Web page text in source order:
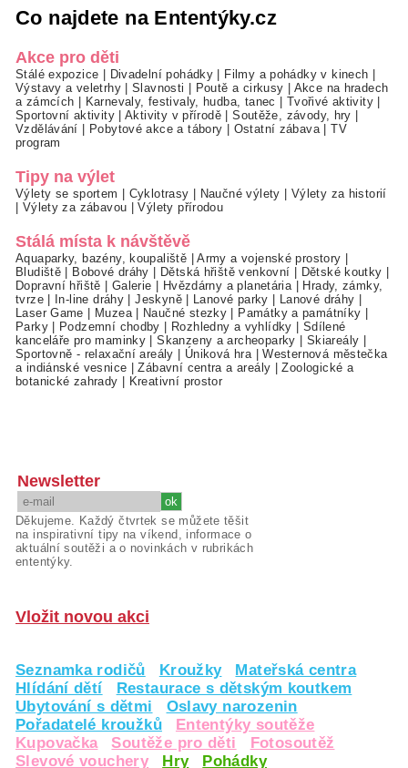
Co najdete na Ententýky.cz
Akce pro děti
Stálé expozice Divadelní pohádky Filmy a pohádky v kinech
Výstavy a veletrhy|Slavnosti Poutě a cirkusy
Akce na hradech
a zámcích
Karnevaly, festivaly, hudba, tanec Tvořivé aktivity
Sportovní aktivity|Aktivity v přírodě |Soutěže, závody, hry
Vzdělávání
Pobytové akce a tábory Ostatní zábava|TV
program
Tipy na výlet
Výlety se sportem Cyklotrasy Naučné výlety
Výlety za historií
Výlety za zábavou |Výlety přírodou
Stálá místa k návštěvě
Aquaparky, bazény, koupaliště |Army a vojenské prostory
Bludiště
Bobové dráhy Dětská hřiště venkovní Dětské koutky
Dopravní hřiště
Galerie Hvězdárny a planetária|
Hrady, zámky,
tvrze| In-line dráhy |Jeskyně| Lanové parky Lanové dráhy
Laser Game
Muzea| Naučné stezky Památky a památníky
Parky| Podzemní chodby Rozhledny a vyhlídky
Sdílené
kanceláře pro maminky |Skanzeny a archeoparky Skiareály
Sportovně - relaxační areály
Úniková hra|Westernová městečka
a indiánské vesnice |Zábavní centra a areály |Zoologické a
botanické zahrady
Kreativní prostor
Newsletter
Děkujeme. Každý čtvrtek se můžete těšit
na inspirativní tipy na víkend, informace o
aktuální soutěži a o novinkách v rubrikách
ententýky.
Vložit novou akci
Seznamka rodičů Kroužky
Mateřská centra
Hlídání dětí
Restaurace s dětským koutkem
Ubytování s dětmi
Oslavy narozenin
Pořadatelé kroužků
Ententýky soutěže
Kupovačka
Soutěže pro děti
Fotosoutěž
Slevové vouchery
Hry Pohádky